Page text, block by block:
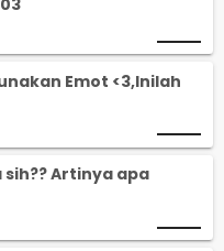
Emot <3,Inilah
sih?? Artinya apa